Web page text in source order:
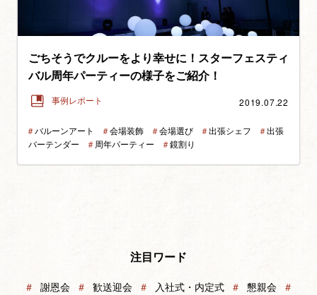
ごちそうでクルーをより幸せに！スターフェスティ
バル周年パーティーの様子をご紹介！
事例レポート 2019.07.22
＃バルーンアート ＃会場装飾 ＃会場選び ＃出張シェフ ＃出張
バーテンダー
＃周年パーティー ＃鏡割り
注目ワード
＃ 謝恩会 ＃ 歓送迎会 ＃ 入社式・内定式 ＃ 懇親会 ＃